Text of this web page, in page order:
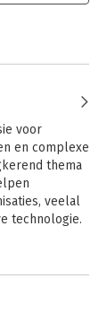
voor
en complexe
thema
veelal
technologie.